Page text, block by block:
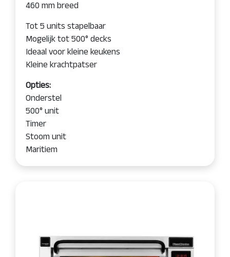
460 mm breed
Tot 5 units stapelbaar
Mogelijk tot 500° decks
Ideaal voor kleine keukens
Kleine krachtpatser
Opties:
Onderstel
500° unit
Timer
Stoom unit
Maritiem